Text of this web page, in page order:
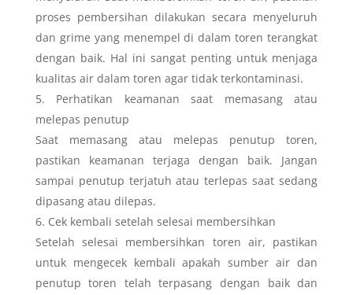
proses pembersihan dilakukan secara menyeluruh
dan grime yang menempel di dalam toren terangkat
dengan baik. Hal ini sangat penting untuk menjaga
kualitas air dalam toren agar tidak terkontaminasi.
Perhatikan keamanan saat memasang atau
melepas penutup
Saat memasang atau melepas penutup toren,
pastikan keamanan terjaga dengan baik. Jangan
sampai penutup terjatuh atau terlepas saat sedang
dipasang atau dilepas.
Cek kembali setelah selesai membersihkan
Setelah selesai membersihkan toren air, pastikan
untuk mengecek kembali apakah sumber air dan
penutup toren telah terpasang dengan baik dan